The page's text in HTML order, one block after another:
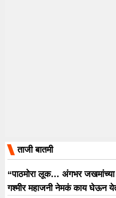
ताजी बातमी
“पाठमोरा लूक… अंगभर
गश्मीर महाजनी नेमकं काय घेऊन